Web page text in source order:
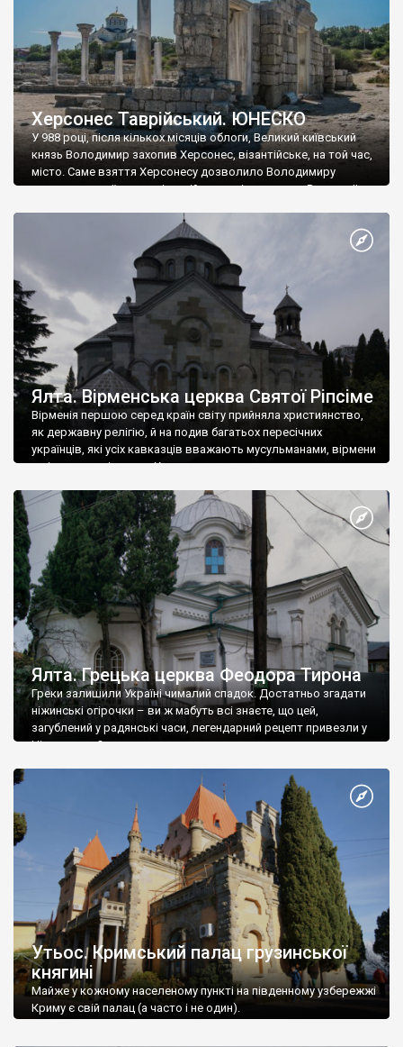
Херсонес Таврійський. ЮНЕСКО
У 988 році, після кількох місяців облоги, Великий київський
князь Володимир захопив Херсонес, візантійське, на той час,
місто. Саме взяття Херсонесу дозволило Володимиру
диктувати свої умови візантійському імператору Василю ІІ, та
Херсонесі Володимир-язичник, став Василем-християнином.
А потім було Хрещення Русі. На честь Херсонесу Таврійського
Ялта. Вірменська церква Святої Ріпсіме
Вірменія першою серед країн світу прийняла християнство,
як державну релігію, й на подив багатьох пересічних
українців, які усіх кавказців вважають мусульманами, вірмени
є відданими вірянами Христа
Ялта. Грецька церква Феодора Тирона
Греки залишили Україні чималий спадок. Достатньо згадати
ніжинські огірочки – ви ж мабуть всі знаєте, що цей,
загублений у радянські часи, легендарний рецепт привезли у
Ніжин греки?
Утьос. Кримський палац грузинської
княгині
Майже у кожному населеному пункті на південному узбережжі
Криму є свій палац (а часто і не один).